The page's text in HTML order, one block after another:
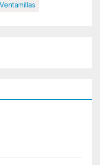
Ventamillas